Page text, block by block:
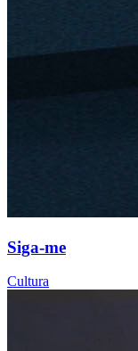
Siga-me
Cultura